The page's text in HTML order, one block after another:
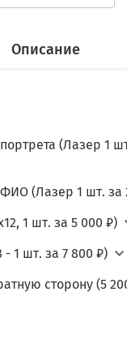
Описание
(Лазер 1
(Лазер 1 шт. за
1 шт. за 5 000 ₽)
- 1 шт. за 7 800 ₽)
сторону (5